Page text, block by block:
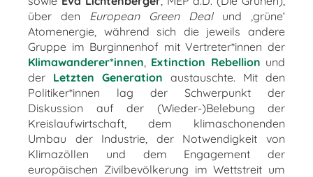
über den European Green Dealund ‚grüne‘
Atomenergie, während sich die jeweils andere
Gruppe im Burginnenhof mit Vertreter*innen der
Klimawanderer*innen, Extinction Rebellion und
der Letzten Generation austauschte. Mit den
Politiker*innen lag der Schwerpunkt der
Diskussion auf der (Wieder-)Belebung der
Kreislaufwirtschaft, dem klimaschonenden
Umbau der Industrie, der Notwendigkeit von
Klimazöllen und dem Engagement der
europäischen Zivilbevölkerung im Wettstreit um